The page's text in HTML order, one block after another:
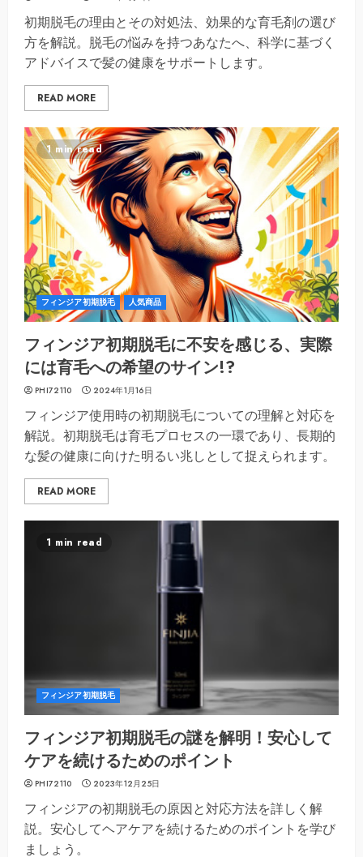
初期脱毛の理由とその対処法、効果的な育毛剤の選び
方を解説。脱毛の悩みを持つあなたへ、科学に基づく
アドバイスで髪の健康をサポートします。
READ MORE
1 min read
フィンジア初期脱毛 人気商品
フィンジア初期脱毛に不安を感じる、実際
には育毛への希望のサイン!?
PHI72110 2024年1月16日
フィンジア使用時の初期脱毛についての理解と対応を
解説。初期脱毛は育毛プロセスの一環であり、長期的
な髪の健康に向けた明るい兆しとして捉えられます。
READ MORE
1 min read
フィンジア初期脱毛
フィンジア初期脱毛の謎を解明！安心して
ケアを続けるためのポイント
PHI72110 2023年12月25日
フィンジアの初期脱毛の原因と対応方法を詳しく解
説。安心してヘアケアを続けるためのポイントを学び
ましょう。